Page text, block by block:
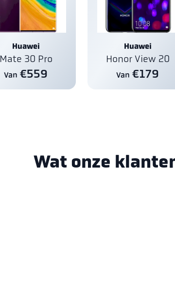
Huawei
Mate 30 Pro
Van €559
Huawei
Honor View 20
Van €179
Wat onze